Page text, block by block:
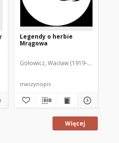
Legendy o herbie
Mrągowa
Gołowicz, Wacław (1919-1983).
maszynopis
Więcej